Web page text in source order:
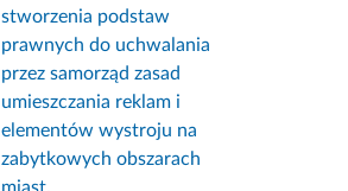
stworzenia podstaw
prawnych do uchwalania
przez samorząd zasad
umieszczania reklam i
elementów wystroju na
zabytkowych obszarach